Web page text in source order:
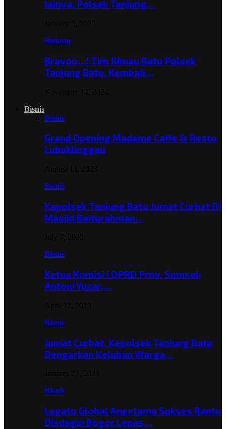
lainya, Polsek Tanjung…
Hukum
Bravoo…! Tim Rimau Batu Polsek
Tanjung Batu, Kembali…
Bisnis
Bisnis
Grand Opening Madame Caffe & Resto
Lubuklinggau
Bisnis
Kapolsek Tanjung Batu Jumat Curhat Di
Masjid Baiturahman…
Bisnis
Ketua Komisi I DPRD Prov. Sumsel;
Antoni Yuzar,…
Bisnis
Jumat Curhat, Kapolsek Tanjung Batu
Dengarkan Keluhan Warga…
Bisnis
Legato Global Anextama Sukses Bantu
Disdagin Bogor Lepas…